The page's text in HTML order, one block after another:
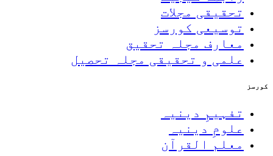
تحقیقی مجلات
توسیعی کورسز
معارف مجلہ تحقیق
علمی و تحقیقی مجلہ تحصیل
کورسز
تفہیمِ دینیہ
علومِ دینیہ
معلم القرآن